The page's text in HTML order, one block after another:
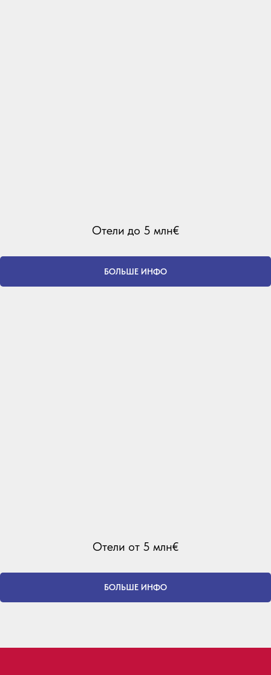
Отели до 5 млн€
БОЛЬШЕ ИНФО
Отели от 5 млн€
БОЛЬШЕ ИНФО